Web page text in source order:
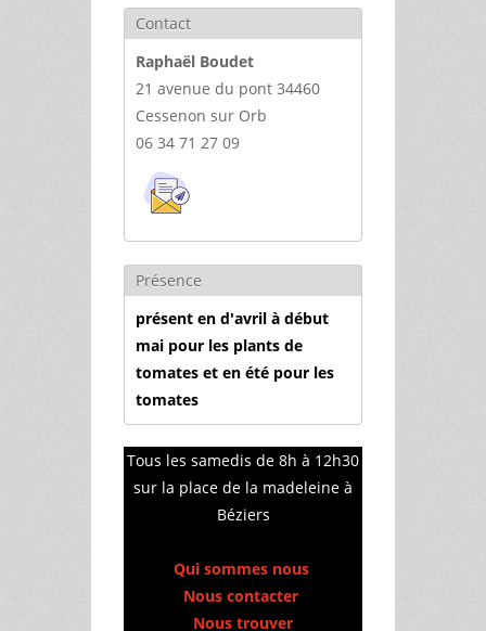
Contact
Raphaël Boudet
21 avenue du pont 34460
Cessenon sur Orb
06 34 71 27 09
Présence
présent en d'avril à début
mai pour les plants de
tomates et en été pour les
tomates
Tous les samedis de 8h à 12h30
sur la place de la madeleine à
Béziers
Qui sommes nous
Nous contacter
Nous trouver